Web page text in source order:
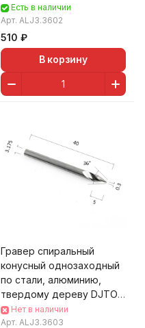
металлам (алюминий,
латун
Есть в наличии
Арт. ALJ3.3602
510 ₽
В корзину
Гравер спиральный
конусный однозаходный
по стали, алюминию,
твердому дереву DJTOL
ALJ3.3603
Нет в наличии
Арт. ALJ3.3603